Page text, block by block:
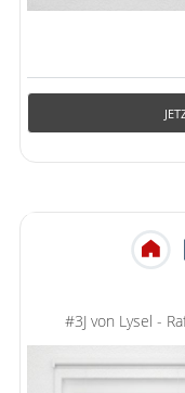
#3J von Lysel -